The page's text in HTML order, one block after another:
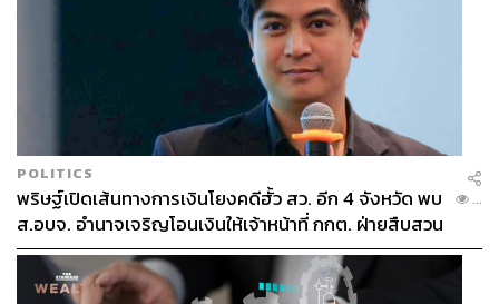
POLITICS
พริษฐ์เปิดเส้นทางการเงินโยงคดีฮั้ว สว. อีก 4 จังหวัด พบ
ส.อบจ. อำนาจเจริญโอนเงินให้เจ้าหน้าที่ กกต. ฝ่ายสืบสวน
...